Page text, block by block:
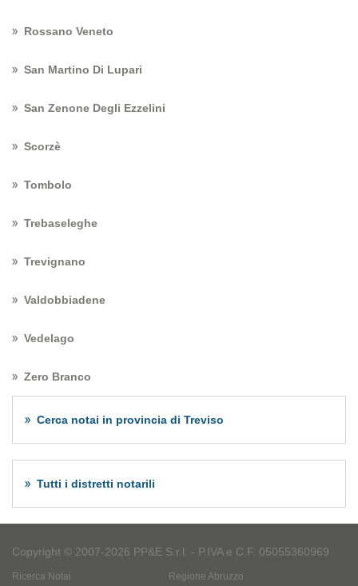
Rossano Veneto
San Martino Di Lupari
San Zenone Degli Ezzelini
Scorzè
Tombolo
Trebaseleghe
Trevignano
Valdobbiadene
Vedelago
Zero Branco
Cerca notai in provincia di Treviso
Tutti i distretti notarili
Copyright © 2007-2026 PP&E S.r.l. - P.IVA e C.F. 05055360969
Ricerca Notai Regione Abruzzo